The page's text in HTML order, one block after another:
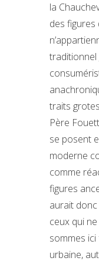
la
des
traditionnel
traits
Père
se posent
moderne
comme
figures
aurait
ceux qui
sommes ici
urbaine,